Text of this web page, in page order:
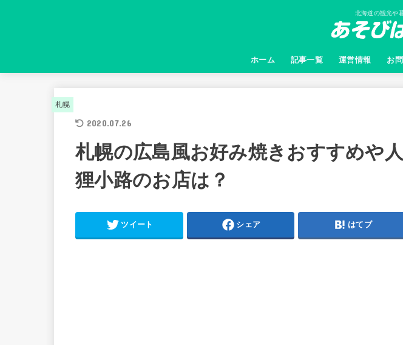
北海道の観光や
ホーム 記事一覧 運営情報 お
札幌
2020.07.26
札幌の広島風お好み焼きおすすめや人
狸小路のお店は？
ツイート シェア はてブ